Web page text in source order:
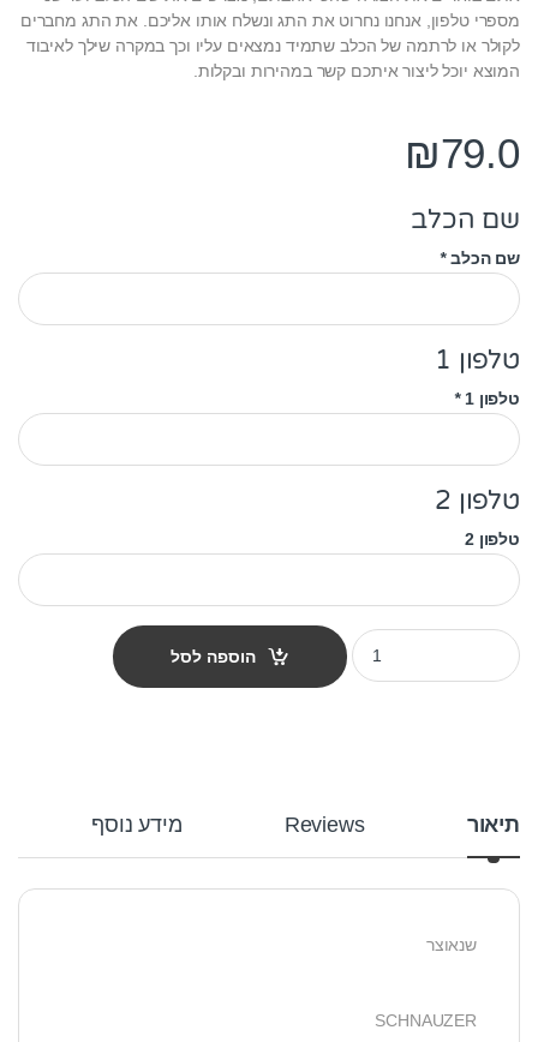
מספרי טלפון, אנחנו נחרוט את התג ונשלח אותו אליכם. את התג מחברים
לקולר או לרתמה של הכלב שתמיד נמצאים עליו וכך במקרה שילך לאיבוד
המוצא יוכל ליצור איתכם קשר במהירות ובקלות.
₪79.0
שם הכלב
שם הכלב*
טלפון 1
טלפון 1 *
טלפון 2
טלפון 2
תג שם לפי גזע כלב - שנאוצר שחור quantity
הוספה לסל
תיאור Reviews מידע נוסף
שנאוצר
SCHNAUZER